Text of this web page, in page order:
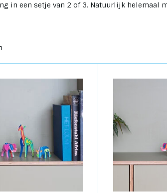
in een setje van 2 of 3. Natuurlijk helemaal